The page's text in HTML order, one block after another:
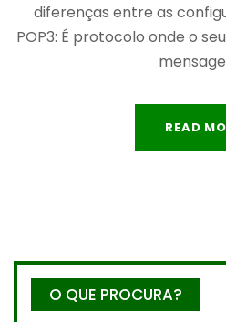
diferenças entre as
POP3: É protocolo onde o
READ
O QUE PROCURA?